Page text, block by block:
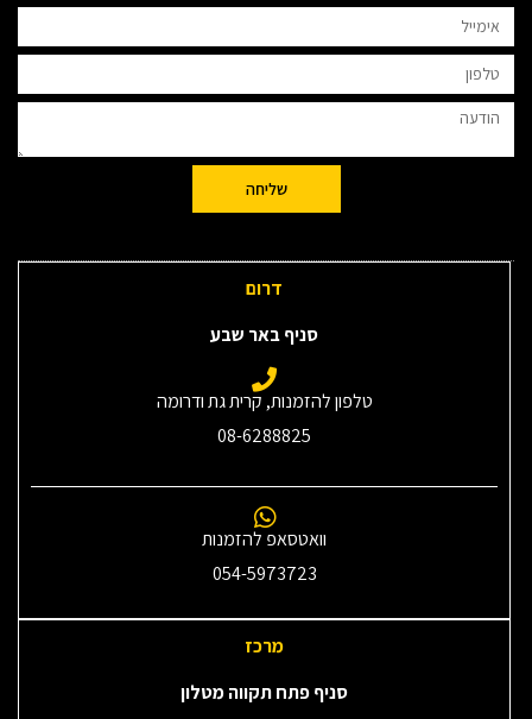
שליחה
דרום
סניף באר שבע
טלפון להזמנות, קרית גת ודרומה
08-6288825
וואטסאפ להזמנות
054-5973723
מרכז
סניף פתח תקווה מטלון